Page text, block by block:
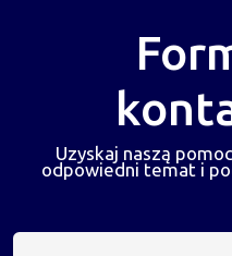
Uzyskaj naszą
odpowiedni temat i